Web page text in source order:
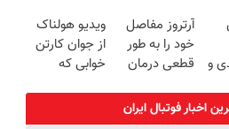
|
و
آرتروز مفاصل
خود را به طور
قطعی درمان
◗پرسش‌نامه◖
ویدیو هولناک
از جوان کارتن
خوابی که
اخبار فوتبال ايران